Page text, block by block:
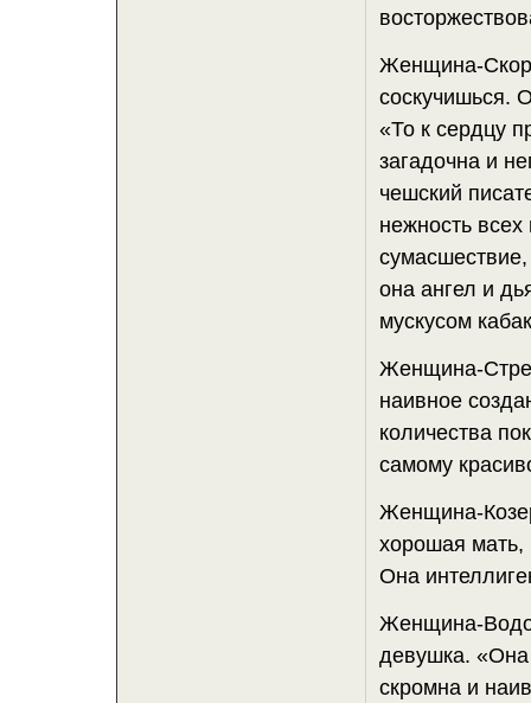
Женщина-
соскучишься.
«То к сердцу
загадочна и
чешский
нежность
сумасшествие,
она ангел и
мускусом
Женщина-
наивное
количества
самому
Женщина-
хорошая мать,
Она
Женщина-
девушка.
скромна и